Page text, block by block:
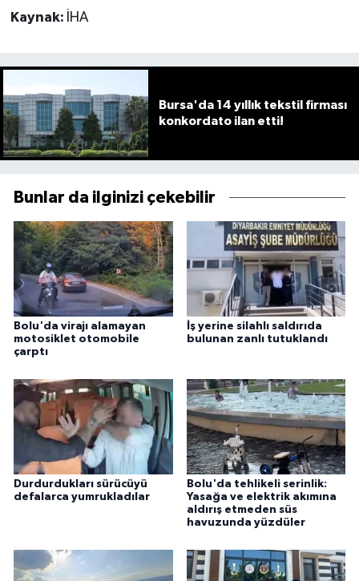
Kaynak: İHA
Bursa'da 14 yıllık tekstil firması
konkordato ilan etti!
Bunlar da ilginizi çekebilir
Bolu'da virajı alamayan
motosiklet otomobile
çarptı
İş yerine silahlı saldırıda
bulunan zanlı tutuklandı
Durdurdukları sürücüyü
defalarca yumrukladılar
Bolu'da tehlikeli serinlik:
Yasağa ve elektrik akımına
aldırış etmeden süs
havuzunda yüzdüler